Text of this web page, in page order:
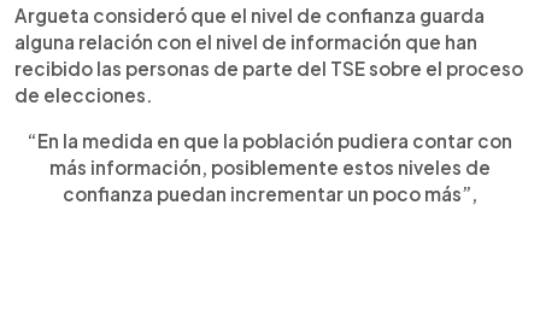
Argueta consideró que el nivel de confianza guarda
alguna relación con el nivel de información que han
recibido las personas de parte del TSE sobre el proceso
de elecciones.
“En la medida en que la población pudiera contar con
más información, posiblemente estos niveles de
confianza puedan incrementar un poco más”,